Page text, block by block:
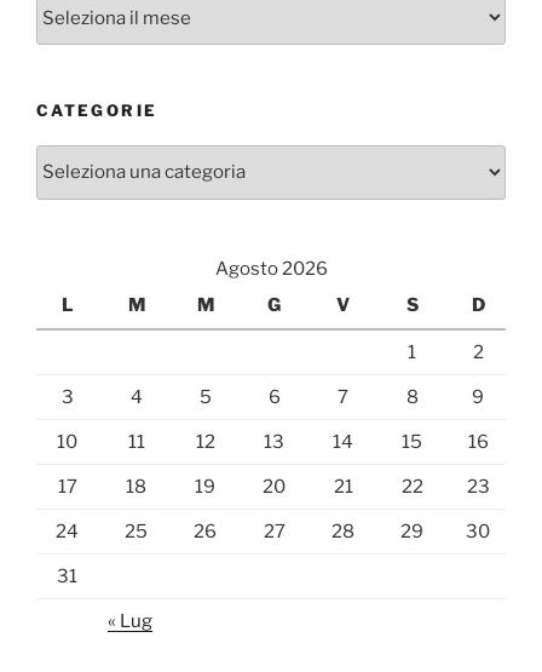
CATEGORIE
Categorie
Agosto 2026
L
M M G V S D
1 2
3 4 5 6 7 8 9
10 11 12 13 14 15 16
17 18 19 20 21 22 23
24 25 26 27 28 29 30
31
« Lug